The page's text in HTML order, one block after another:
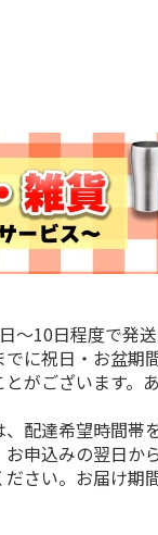
10日程度で発送
に祝日・お盆期
がございます。
配達希望時間帯
申込みの翌日か
さい。お届け期